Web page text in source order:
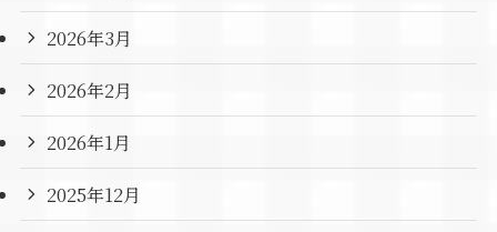
2026年3月
2026年2月
2026年1月
2025年12月